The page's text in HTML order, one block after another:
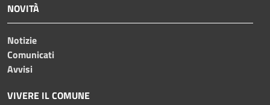
NOVITÀ
Notizie
Comunicati
Avvisi
VIVERE IL COMUNE